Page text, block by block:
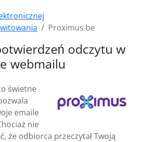
Proximus.be
odczytu w
webmailu
świetne
emaile
nie
że odbiorca przeczytał Twoją